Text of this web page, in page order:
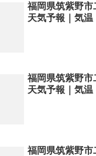
福岡県筑紫野
天気予報｜気温
福岡県筑紫野
天気予報｜気温
福岡県筑紫野市